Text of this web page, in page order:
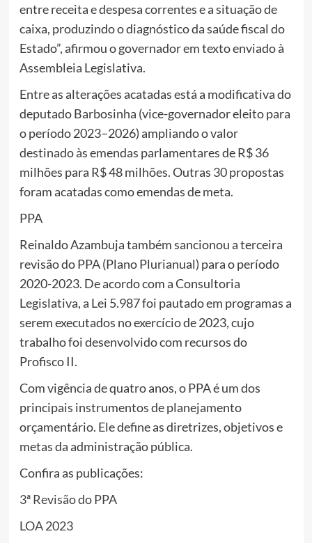
entre receita e despesa correntes e a situação de
caixa, produzindo o diagnóstico da saúde fiscal do
Estado”, afirmou o governador em texto enviado à
Assembleia Legislativa.
Entre as alterações acatadas está a modificativa do
deputado Barbosinha (vice-governador eleito para
o período 2023–2026) ampliando o valor
destinado às emendas parlamentares de R$ 36
milhões para R$ 48 milhões. Outras 30 propostas
foram acatadas como emendas de meta.
PPA
Reinaldo Azambuja também sancionou a terceira
revisão do PPA (Plano Plurianual) para o período
2020-2023. De acordo com a Consultoria
Legislativa, a Lei 5.987 foi pautado em programas a
serem executados no exercício de 2023, cujo
trabalho foi desenvolvido com recursos do
Profisco II.
Com vigência de quatro anos, o PPA é um dos
principais instrumentos de planejamento
orçamentário. Ele define as diretrizes, objetivos e
metas da administração pública.
Confira as publicações:
3ª Revisão do PPA
LOA 2023